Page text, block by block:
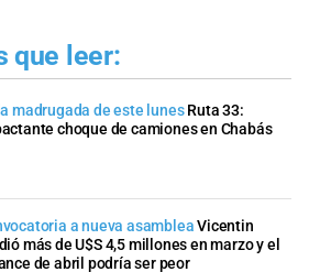
que leer:
madrugada de este lunes Ruta 33:
choque de camiones en Chabás
a nueva asambleaVicentin
más de U$S 4,5 millones en marzo y el
de abril podría ser peor